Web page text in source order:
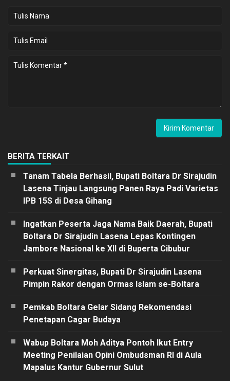
BERITA TERKAIT
Tanam Tabela Berhasil, Bupati Boltara Dr Sirajudin
Lasena Tinjau Langsung Panen Raya Padi Varietas
IPB 15S di Desa Gihang
Ingatkan Peserta Jaga Nama Baik Daerah, Bupati
Boltara Dr Sirajudin Lasena Lepas Kontingen
Jambore Nasional ke XII di Buperta Cibubur
Perkuat Sinergitas, Bupati Dr Sirajudin Lasena
Pimpin Rakor dengan Ormas Islam se-Boltara
Pemkab Boltara Gelar Sidang Rekomendasi
Penetapan Cagar Budaya
Wabup Boltara Moh Aditya Pontoh Ikut Entry
Meeting Penilaian Opini Ombudsman RI di Aula
Mapalus Kantur Gubernur Sulut